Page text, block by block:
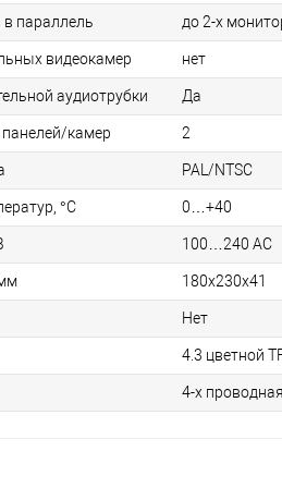
параллель до 2-х
видеокамер нет
аудиотрубки Да
камер 2
PAL/NTSC
°С 0…+40
100…240 AC
180х230х41
Нет
4.3 цветной
4-х проводная